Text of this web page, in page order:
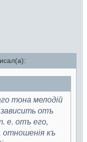
тона мелодій
зависить отъ
е. отъ его,
отношенія къ